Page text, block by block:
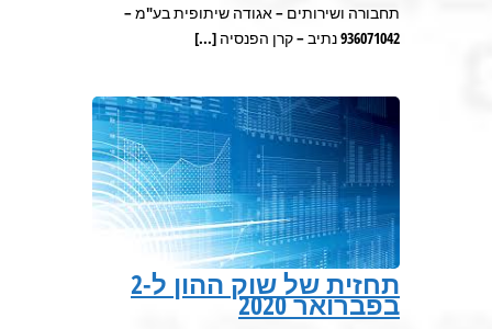
תחבורה ושירותים – אגודה שיתופית בע"מ –
936071042 נתיב – קרן הפנסיה [...]
תחזית של שוק ההון ל-2
בפברואר 2020